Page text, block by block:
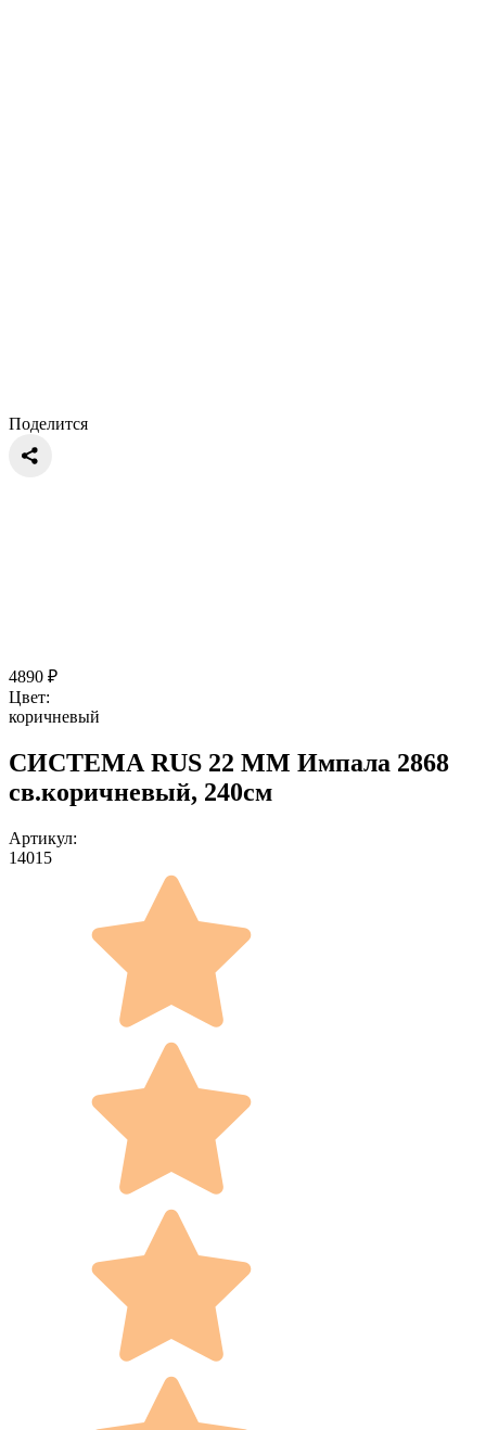
Поделится
4890 ₽
Цвет:
коричневый
СИСТЕМА RUS 22 ММ Импала 2868
св.коричневый, 240см
Артикул:
14015